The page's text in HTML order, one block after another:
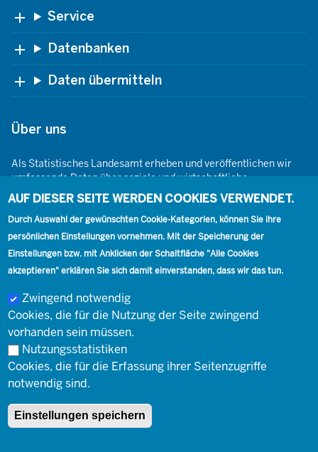
Footer Service
Datenbanken
Daten übermitteln
Über uns
Als Statistisches Landesamt erheben und veröffentlichen wir
umfassende Daten über soziale und wirtschaftliche
Gegebenheiten. Dabei sind wir den Grundsätzen der Neutralität,
Objektivität, wissenschaftlichen Unabhängigkeit und der
statistischen Geheimhaltung verpflichtet.
Footer
Kontakt
Kontakt Presse Karriere
Social
Footer
Impressum
© Landesbetrieb Information und Technik Nordrhein-Westfalen
(IT.NRW)
Impressum Datenschutz
AUF DIESER SEITE WERDEN COOKIES VERWENDET.
Durch Auswahl der gewünschten Cookie-Kategorien, können Sie ihre
persönlichen Einstellungen vornehmen. Mit der Speicherung der
Einstellungen bzw. mit Anklicken der Schaltfläche "Alle Cookies
akzeptieren" erklären Sie sich damit einverstanden, dass wir das tun.
Zwingend notwendig
Cookies, die für die Nutzung der Seite zwingend
vorhanden sein müssen.
Nutzungsstatistiken
Cookies, die für die Erfassung ihrer Seitenzugriffe
notwendig sind.
Einstellungen speichern